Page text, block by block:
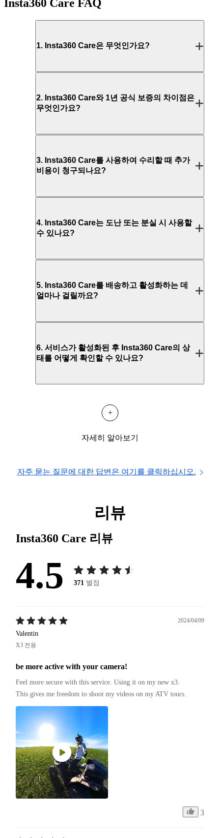
Insta360 Care FAQ
1. Insta360 Care은 무엇인가요?
2. Insta360 Care와 1년 공식 보증의 차이점은
무엇인가요?
3. Insta360 Care를 사용하여 수리할 때 추가
비용이 청구되나요?
4. Insta360 Care는 도난 또는 분실 시 사용할
수 있나요?
5. Insta360 Care를 배송하고 활성화하는 데
얼마나 걸릴까요?
6. 서비스가 활성화된 후 Insta360 Care의 상
태를 어떻게 확인할 수 있나요?
+
자세히 알아보기
자주 묻는 질문에 대한 답변은 여기를 클릭하십시오.
리뷰
Insta360 Care 리뷰
4.5 371 별점
2024/04/09
Valentin
X3 전용
be more active with your camera!
Feel more secure with this service. Using it on my new x3.
This gives me freedom to shoot my videos on my ATV tours.
3